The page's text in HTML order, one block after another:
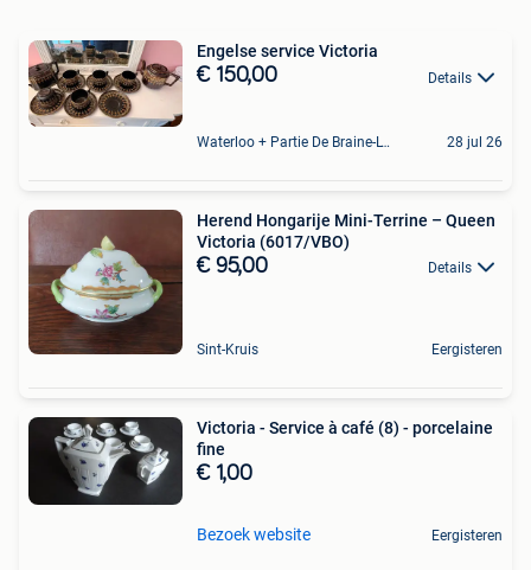
Engelse service Victoria
€ 150,00 Details
Waterloo + Partie De Braine-L'Alleud, De Ohain 28 jul 26
Herend Hongarije Mini-Terrine – Queen
Victoria (6017/VBO)
€ 95,00 Details
Sint-Kruis Eergisteren
Victoria - Service à café (8) - porcelaine
fine
€ 1,00
Bezoek website Eergisteren